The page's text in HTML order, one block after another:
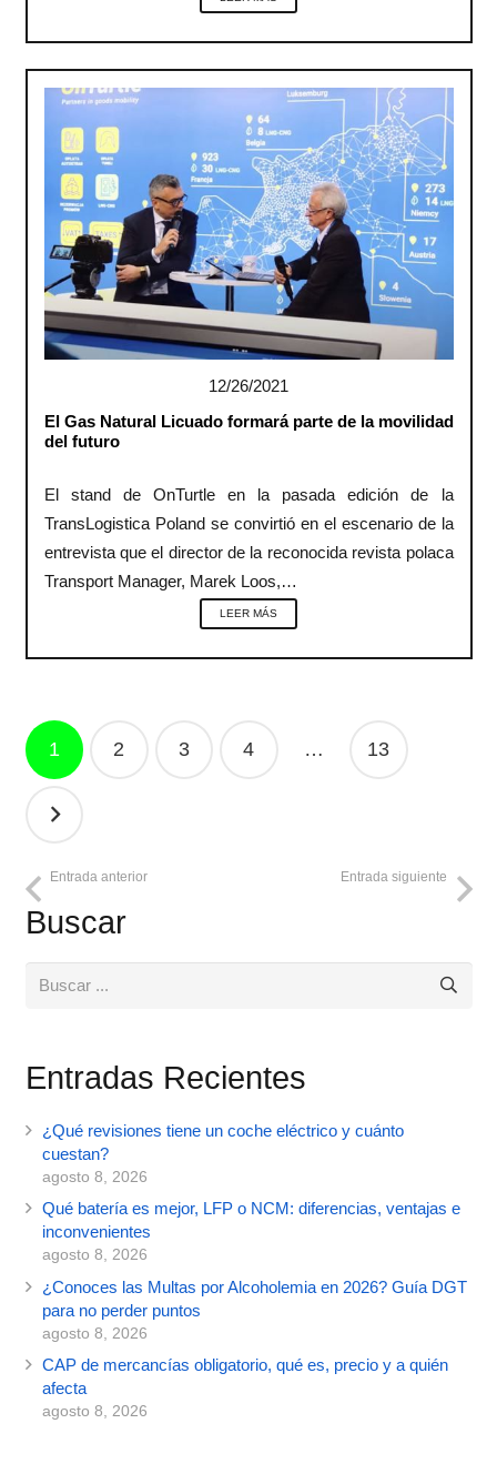
12/26/2021
El Gas Natural Licuado formará parte de la movilidad
del futuro
El stand de OnTurtle en la pasada edición de la
TransLogistica Poland se convirtió en el escenario de la
entrevista que el director de la reconocida revista polaca
Transport Manager, Marek Loos,…
LEER MÁS
Navegación
de
entradas
1 2 3 4 … 13
Entrada anterior Entrada siguiente
Buscar
Entradas Recientes
¿Qué revisiones tiene un coche eléctrico y cuánto
cuestan?
agosto 8, 2026
Qué batería es mejor, LFP o NCM: diferencias, ventajas e
inconvenientes
agosto 8, 2026
¿Conoces las Multas por Alcoholemia en 2026? Guía DGT
para no perder puntos
agosto 8, 2026
CAP de mercancías obligatorio, qué es, precio y a quién
afecta
agosto 8, 2026